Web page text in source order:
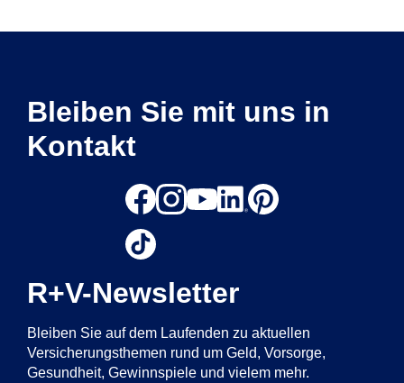
Bleiben Sie mit uns in
Kontakt
R+V-Newsletter
Bleiben Sie auf dem Laufenden zu aktuellen
Versicherungsthemen rund um Geld, Vorsorge,
Gesundheit, Gewinnspiele und vielem mehr.